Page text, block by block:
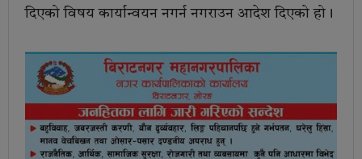
दिएको विषय कार्यान्वयन नगर्न नगराउन आदेश दिएको हो।